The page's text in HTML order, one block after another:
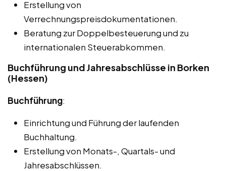
Erstellung von
Verrechnungspreisdokumentationen.
Beratung zur Doppelbesteuerung und zu
internationalen Steuerabkommen.
Buchführung und Jahresabschlüsse in Borken
(Hessen)
Buchführung:
Einrichtung und Führung der laufenden
Buchhaltung.
Erstellung von Monats-, Quartals- und
Jahresabschlüssen.